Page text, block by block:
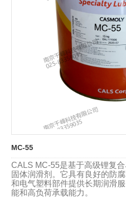
MC-55
CALS MC-55是基于高级锂复
固体润滑剂。它具有良好的防
和电气塑料部件提供长期润滑
能和高负荷承载能力。